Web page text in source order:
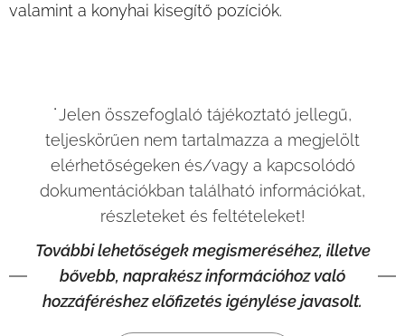
valamint a konyhai kisegítő pozíciók.
˙Jelen összefoglaló tájékoztató jellegű,
teljeskörűen nem tartalmazza a megjelölt
elérhetőségeken és/vagy a kapcsolódó
dokumentációkban található információkat,
részleteket és feltételeket!
További lehetőségek megismeréséhez, illetve
bővebb, naprakész információhoz való
hozzáféréshez előfizetés igénylése javasolt.